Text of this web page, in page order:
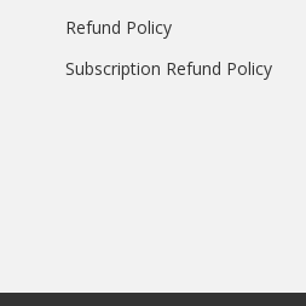
Refund Policy
Subscription Refund Policy